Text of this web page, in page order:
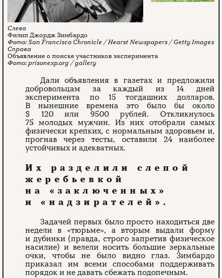
Филип Джордж Зимбардо
San Francisco Chronicle / Hearst Newspapers / Getty Images
Объявление о поиске участников эксперимента
prisonexp.org / gallery
Дали объявления в газетах и предложили
добровольцам за каждый из 14 дней
эксперимента по 15 тогдашних долларов.
В нынешние времена это было бы около
$ 120 или 9500 рублей. Откликнулось
75 молодых мужчин. Из них отобрали самых
физически крепких, с нормальным здоровьем и,
прогнав через тесты, оставили 24 наиболее
устойчивых и адекватных.
Их разделили слепой
жеребьевкой
на «заключенных»
и «надзирателей».
Задачей первых было просто находиться две
недели в «тюрьме», а вторым выдали форму
и дубинки (правда, строго запретив физическое
насилие) и велели носить большие зеркальные
очки, чтобы не было видно глаз. Зимбардо
приказал им всеми способами поддерживать
порядок и не давать сбежать подопечным.